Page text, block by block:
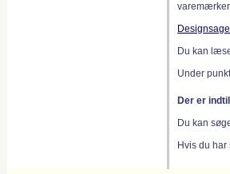
Du kan
Under
Der er
Du kan
Hvis du